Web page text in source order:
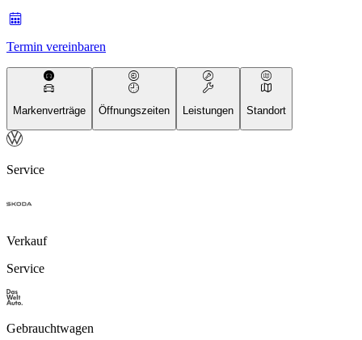
Termin vereinbaren
Markenverträge Öffnungszeiten Leistungen Standort
Service
Verkauf
Service
Gebrauchtwagen